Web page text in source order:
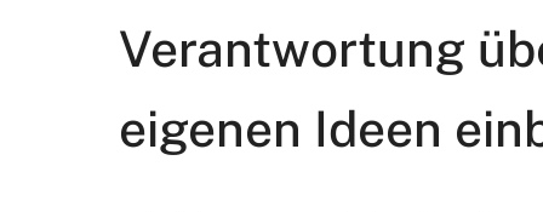
Verantwortung
eigenen Ideen